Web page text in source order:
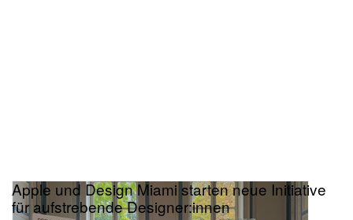
Apple und Design Miami starten neue Initiative
für aufstrebende Designer:innen